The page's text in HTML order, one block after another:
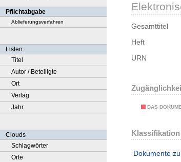
Pflichtabgabe
Ablieferungsverfahren
Listen
Titel
Autor / Beteiligte
Ort
Verlag
Jahr
Clouds
Schlagwörter
Orte
Gesamttitel
Heft
URN
DAS
Klassifikation
Dokumente